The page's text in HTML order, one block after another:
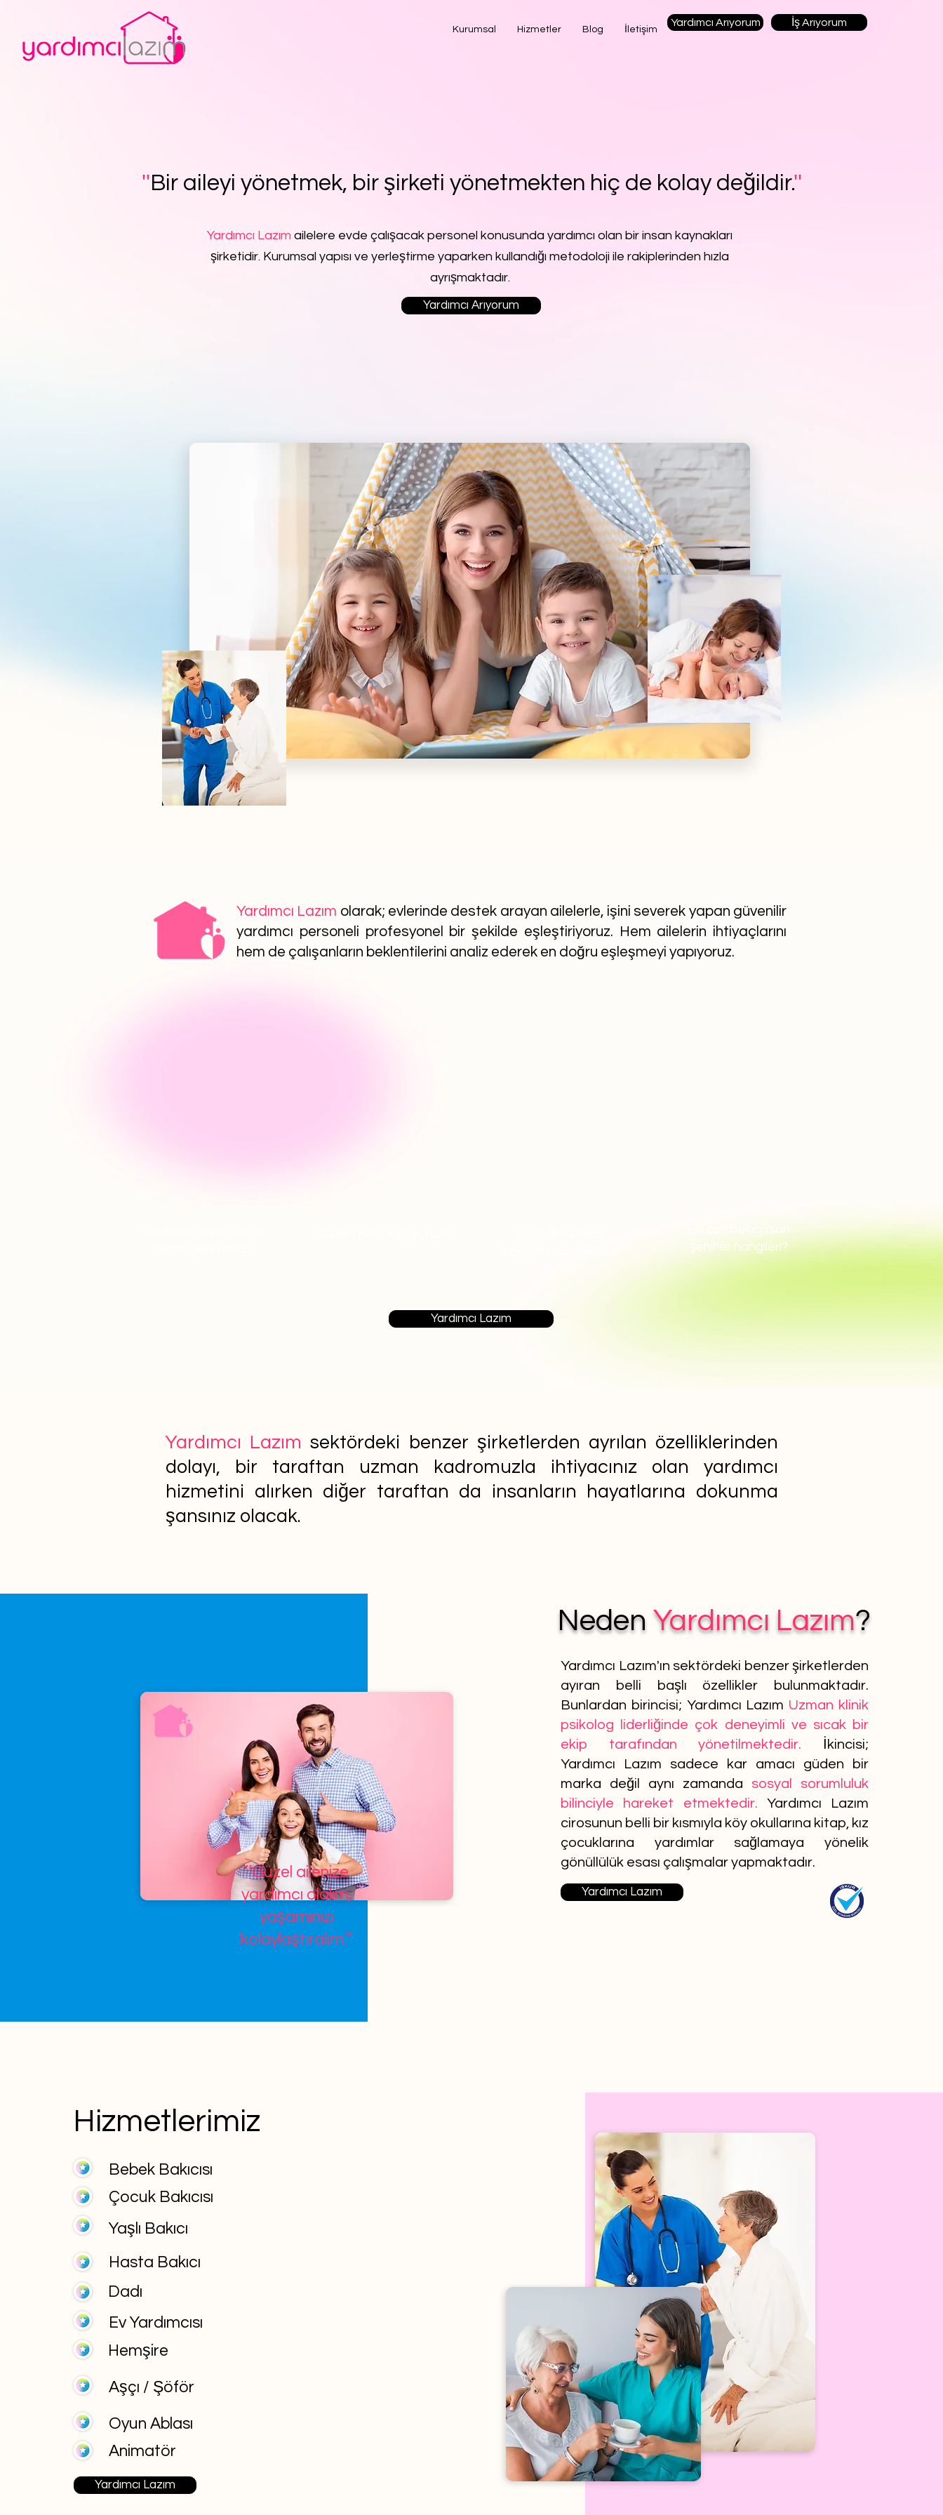
Kurumsal Hizmetler Blog İletişim
Yardımcı Arıyorum İş Arıyorum
''Bir aileyi yönetmek, bir şirketi yönetmekten hiç de kolay değildir.''
Yardımcı Lazım ailelere evde çalışacak personel konusunda yardımcı olan bir insan kaynakları
şirketidir. Kurumsal yapısı ve yerleştirme yaparken kullandığı metodoloji ile rakiplerinden hızla
ayrışmaktadır.
Yardımcı Arıyorum
Yardımcı Lazım olarak; evlerinde destek arayan ailelerle, işini severek yapan güvenilir
yardımcı personeli profesyonel bir şekilde eşleştiriyoruz. Hem ailelerin ihtiyaçlarını
hem de çalışanların beklentilerini analiz ederek en doğru eşleşmeyi yapıyoruz.
En çok bakıcı alan
şehirler hangileri?
Yardımcı Lazım
Yardımcı Lazım sektördeki benzer şirketlerden ayrılan özelliklerinden
dolayı, bir taraftan uzman kadromuzla ihtiyacınız olan yardımcı
hizmetini alırken diğer taraftan da insanların hayatlarına dokunma
şansınız olacak.
’’Güzel ailenize
yardımcı olalım,
yaşamınızı
kolaylaştıralım.’’
Neden Yardımcı Lazım?
Yardımcı Lazım'ın sektördeki benzer şirketlerden
ayıran belli başlı özellikler bulunmaktadır.
Bunlardan birincisi; Yardımcı Lazım Uzman klinik
psikolog liderliğinde çok deneyimli ve sıcak bir
ekip tarafından yönetilmektedir.
İkincisi;
Yardımcı Lazım sadece kar amacı güden bir
marka değil aynı zamanda sosyal sorumluluk
bilinciyle hareket etmektedir. Yardımcı Lazım
cirosunun belli bir kısmıyla köy okullarına kitap, kız
çocuklarına yardımlar sağlamaya yönelik
gönüllülük esası çalışmalar yapmaktadır.
Yardımcı Lazım
Hizmetlerimiz
Bebek Bakıcısı
Çocuk Bakıcısı
Yaşlı Bakıcı
Hasta Bakıcı
Dadı
Ev Yardımcısı
Hemşire
Aşçı / Şöför
Oyun Ablası
Animatör
Yardımcı Lazım